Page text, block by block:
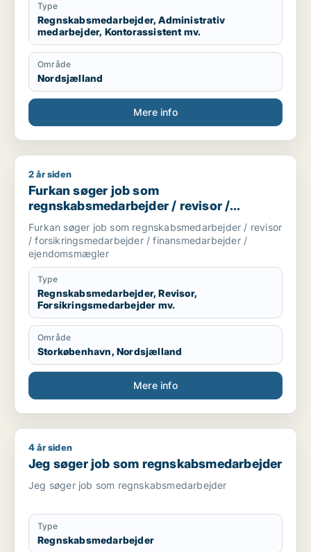
Type
Regnskabsmedarbejder, Administrativ
medarbejder, Kontorassistent mv.
Område
Nordsjælland
Mere info
Furkan søger job som regnskabsmedarbejder / revisor /
2 år siden
Furkan søger job som
regnskabsmedarbejder / revisor /
forsikringsmedarbejder /
finansmedarbejder / ejendomsmægler
Furkan søger job som regnskabsmedarbejder / revisor
/ forsikringsmedarbejder / finansmedarbejder /
ejendomsmægler
Type
Regnskabsmedarbejder, Revisor,
Forsikringsmedarbejder mv.
Område
Storkøbenhavn, Nordsjælland
Mere info
Jeg søger job som regnskabsmedarbejder
4 år siden
Jeg søger job som regnskabsmedarbejder
Jeg søger job som regnskabsmedarbejder
Type
Regnskabsmedarbejder